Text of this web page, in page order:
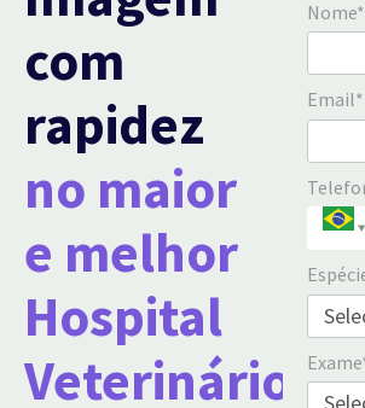
com
rapidez
no maior
e melhor
Hospital
Veterinário
Nome*
Email*